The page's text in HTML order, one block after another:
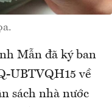
Mẫn đã ký ban
UBTVQH15 về
sách nhà nước